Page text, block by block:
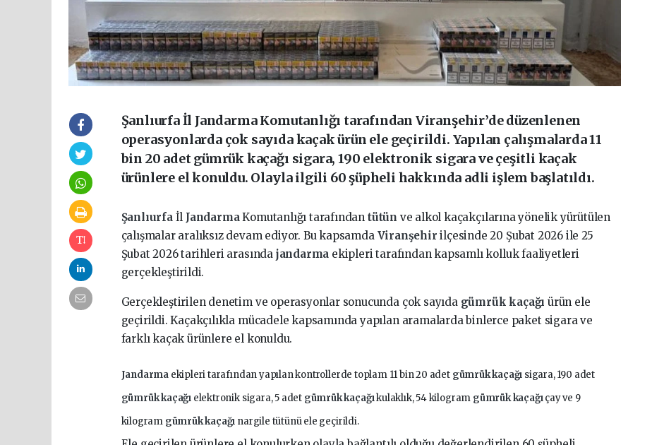
Şanlıurfa İl Jandarma Komutanlığı tarafından Viranşehir’de düzenlenen
operasyonlarda çok sayıda kaçak ürün ele geçirildi. Yapılan çalışmalarda 11
bin 20 adet gümrük kaçağı sigara, 190 elektronik sigara ve çeşitli kaçak
ürünlere el konuldu. Olayla ilgili 60 şüpheli hakkında adli işlem başlatıldı.
Şanlıurfa İl JandarmaKomutanlığı tarafından tütün ve alkol kaçakçılarına yönelik yürütülen
çalışmalar aralıksız devam ediyor. Bu kapsamda Viranşehirilçesinde 20 Şubat 2026 ile 25
Şubat 2026 tarihleri arasında jandarma ekipleri tarafından kapsamlı kolluk faaliyetleri
gerçekleştirildi.
Gerçekleştirilen denetim ve operasyonlar sonucunda çok sayıda gümrük kaçağı ürün ele
geçirildi. Kaçakçılıkla mücadele kapsamında yapılan aramalarda binlerce paket sigara ve
farklı kaçak ürünlere el konuldu.
Jandarma ekipleri tarafından yapılan kontrollerde toplam 11 bin 20 adet gümrük kaçağı sigara, 190 adet
gümrük kaçağı elektronik sigara, 5 adet gümrük kaçağıkulaklık, 54 kilogram gümrük kaçağıçay ve 9
kilogram gümrük kaçağı nargile tütünü ele geçirildi.